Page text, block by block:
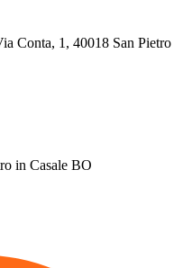
Conta, 1, 40018 San Pietro
in Casale BO